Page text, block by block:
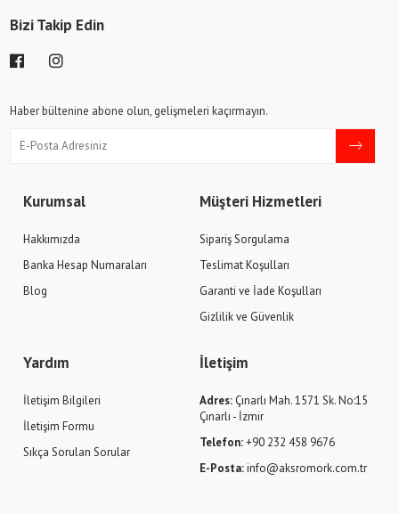
Kurumsal
Hakkımızda
Banka Hesap Numaraları
Blog
Müşteri Hizmetleri
Sipariş Sorgulama
Teslimat Koşulları
Garanti ve İade Koşulları
Gizlilik ve Güvenlik
Yardım
İletişim Bilgileri
İletişim Formu
Sıkça Sorulan Sorular
İletişim
Adres: Çınarlı Mah. 1571 Sk. No:15
Çınarlı - İzmir
Telefon:+90 232 458 9676
E-Posta:info@aksromork.com.tr
Bizi Takip Edin
Haber bültenine abone olun, gelişmeleri kaçırmayın.